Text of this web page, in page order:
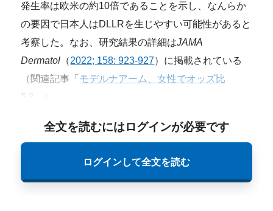
発生率は欧米の約10倍であることを示し、なんらか
の要因で日本人はDLLRを生じやすい可能性があると
考察した。なお、研究結果の詳細はJAMA
Dermatol （2022; 158: 923-927）に掲載されている
（関連記事「 モデルナアーム、女性でオッズ比
5.3
全文を読むにはログインが必要です
ログインして全文を読む